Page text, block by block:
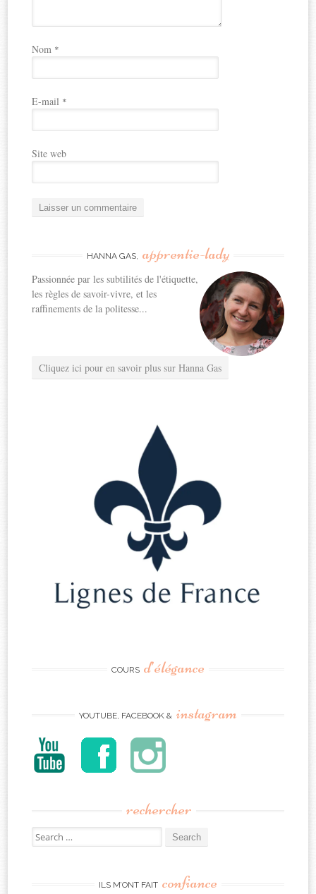
Nom *
E-mail *
Site web
HANNA GAS, apprentie-lady
Passionnée par les subtilités de l'étiquette,
les règles de savoir-vivre, et les
raffinements de la politesse...
Cliquez ici pour en savoir plus sur Hanna Gas
COURS d’élégance
YOUTUBE, FACEBOOK & instagram
rechercher
Search
for:
ILS M’ONT FAIT confiance